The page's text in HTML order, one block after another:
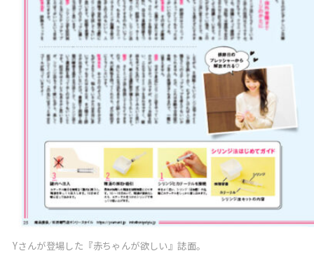
Yさんが登場した『赤ちゃんが欲しい』誌面。